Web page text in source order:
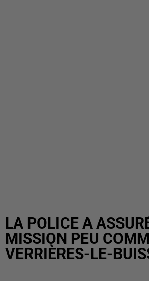
LA POLICE A
MISSION PEU
VERRIÈRES-LE-